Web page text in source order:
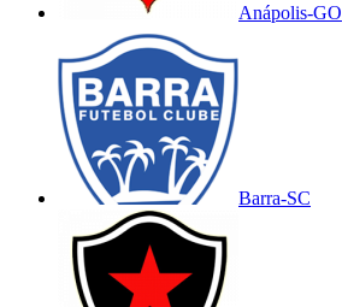
Anápolis-GO
Barra-SC